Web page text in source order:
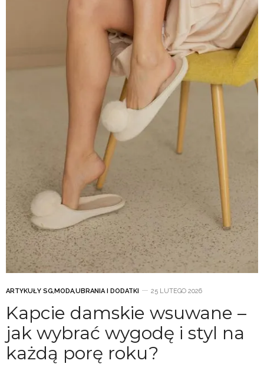
ARTYKUŁY SG,MODA,UBRANIA I DODATKI 25 LUTEGO 2026
Kapcie damskie wsuwane –
jak wybrać wygodę i styl na
każdą porę roku?